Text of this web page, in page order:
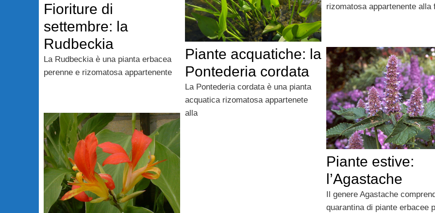
rizomatosa appartenente alla
Fioriture di
settembre: la
Rudbeckia
La Rudbeckia è una pianta erbacea
perenne e rizomatosa appartenente
Piante acquatiche: la
Pontederia cordata
La Pontederia cordata è una pianta
acquatica rizomatosa appartenete
alla
Piante estive:
l’Agastache
Il genere Agastache
quarantina di piante erbacee